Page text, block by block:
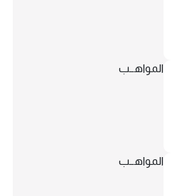
المواهــب
المواهــب